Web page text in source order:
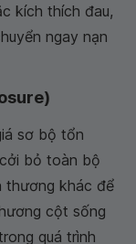
kích thích đau,
ngay nạn
sơ bộ tổn
bỏ toàn bộ
thương khác để
cột sống
quá trình